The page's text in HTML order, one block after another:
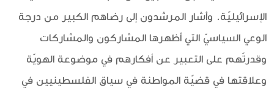
الإسرائيليّة. وأشار المرشدون إلى رضاهم الكبير من درجة
الوعي السياسيّ التي أظهرها المشاركون والمشاركات
وقدرتّهم على التعبير عن أفكارهم في موضوعة الهويّة
وعلاقتها في قضيّة المواطنة في سياق الفلسطينيين في